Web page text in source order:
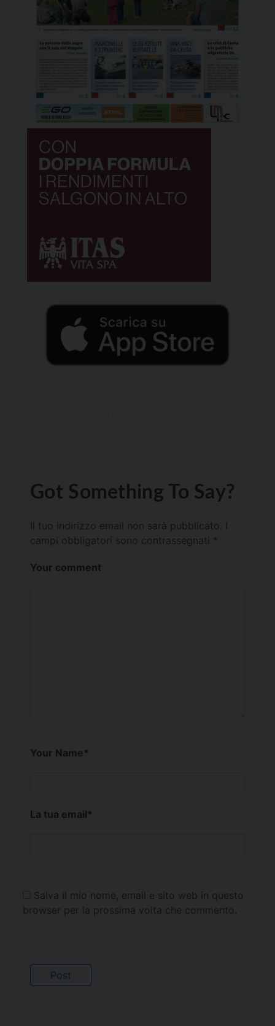
Got Something To Say?
Il tuo indirizzo email non sarà pubblicato.
campi obbligatori sono contrassegnati *
Your comment
Your Name*
La tua email*
Salva il mio nome, email e sito web in questo
browser per la prossima volta che commento.